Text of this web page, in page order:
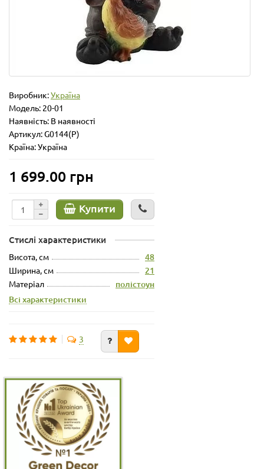
Виробник:Україна
Модель: 20-01
Наявність: В наявності
Артикул: G0144(P)
Країна: Україна
1 699.00 грн
Купити
Стислі характеристики
Висота, см 48
Ширина, см 21
Матеріал
полістоун
Всі характеристики
3